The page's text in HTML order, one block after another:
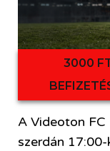
3000
A Videoton FC
szerdán